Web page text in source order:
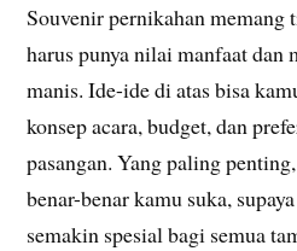
Souvenir pernikahan memang
harus punya nilai manfaat dan
manis. Ide-ide di atas bisa
konsep acara, budget, dan
pasangan. Yang paling
benar-benar kamu suka,
semakin spesial bagi semua